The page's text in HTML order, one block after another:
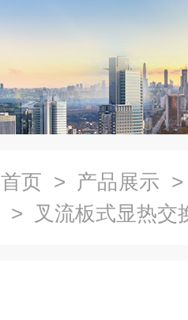
首页 > 产品展示
> 叉流板式显热交